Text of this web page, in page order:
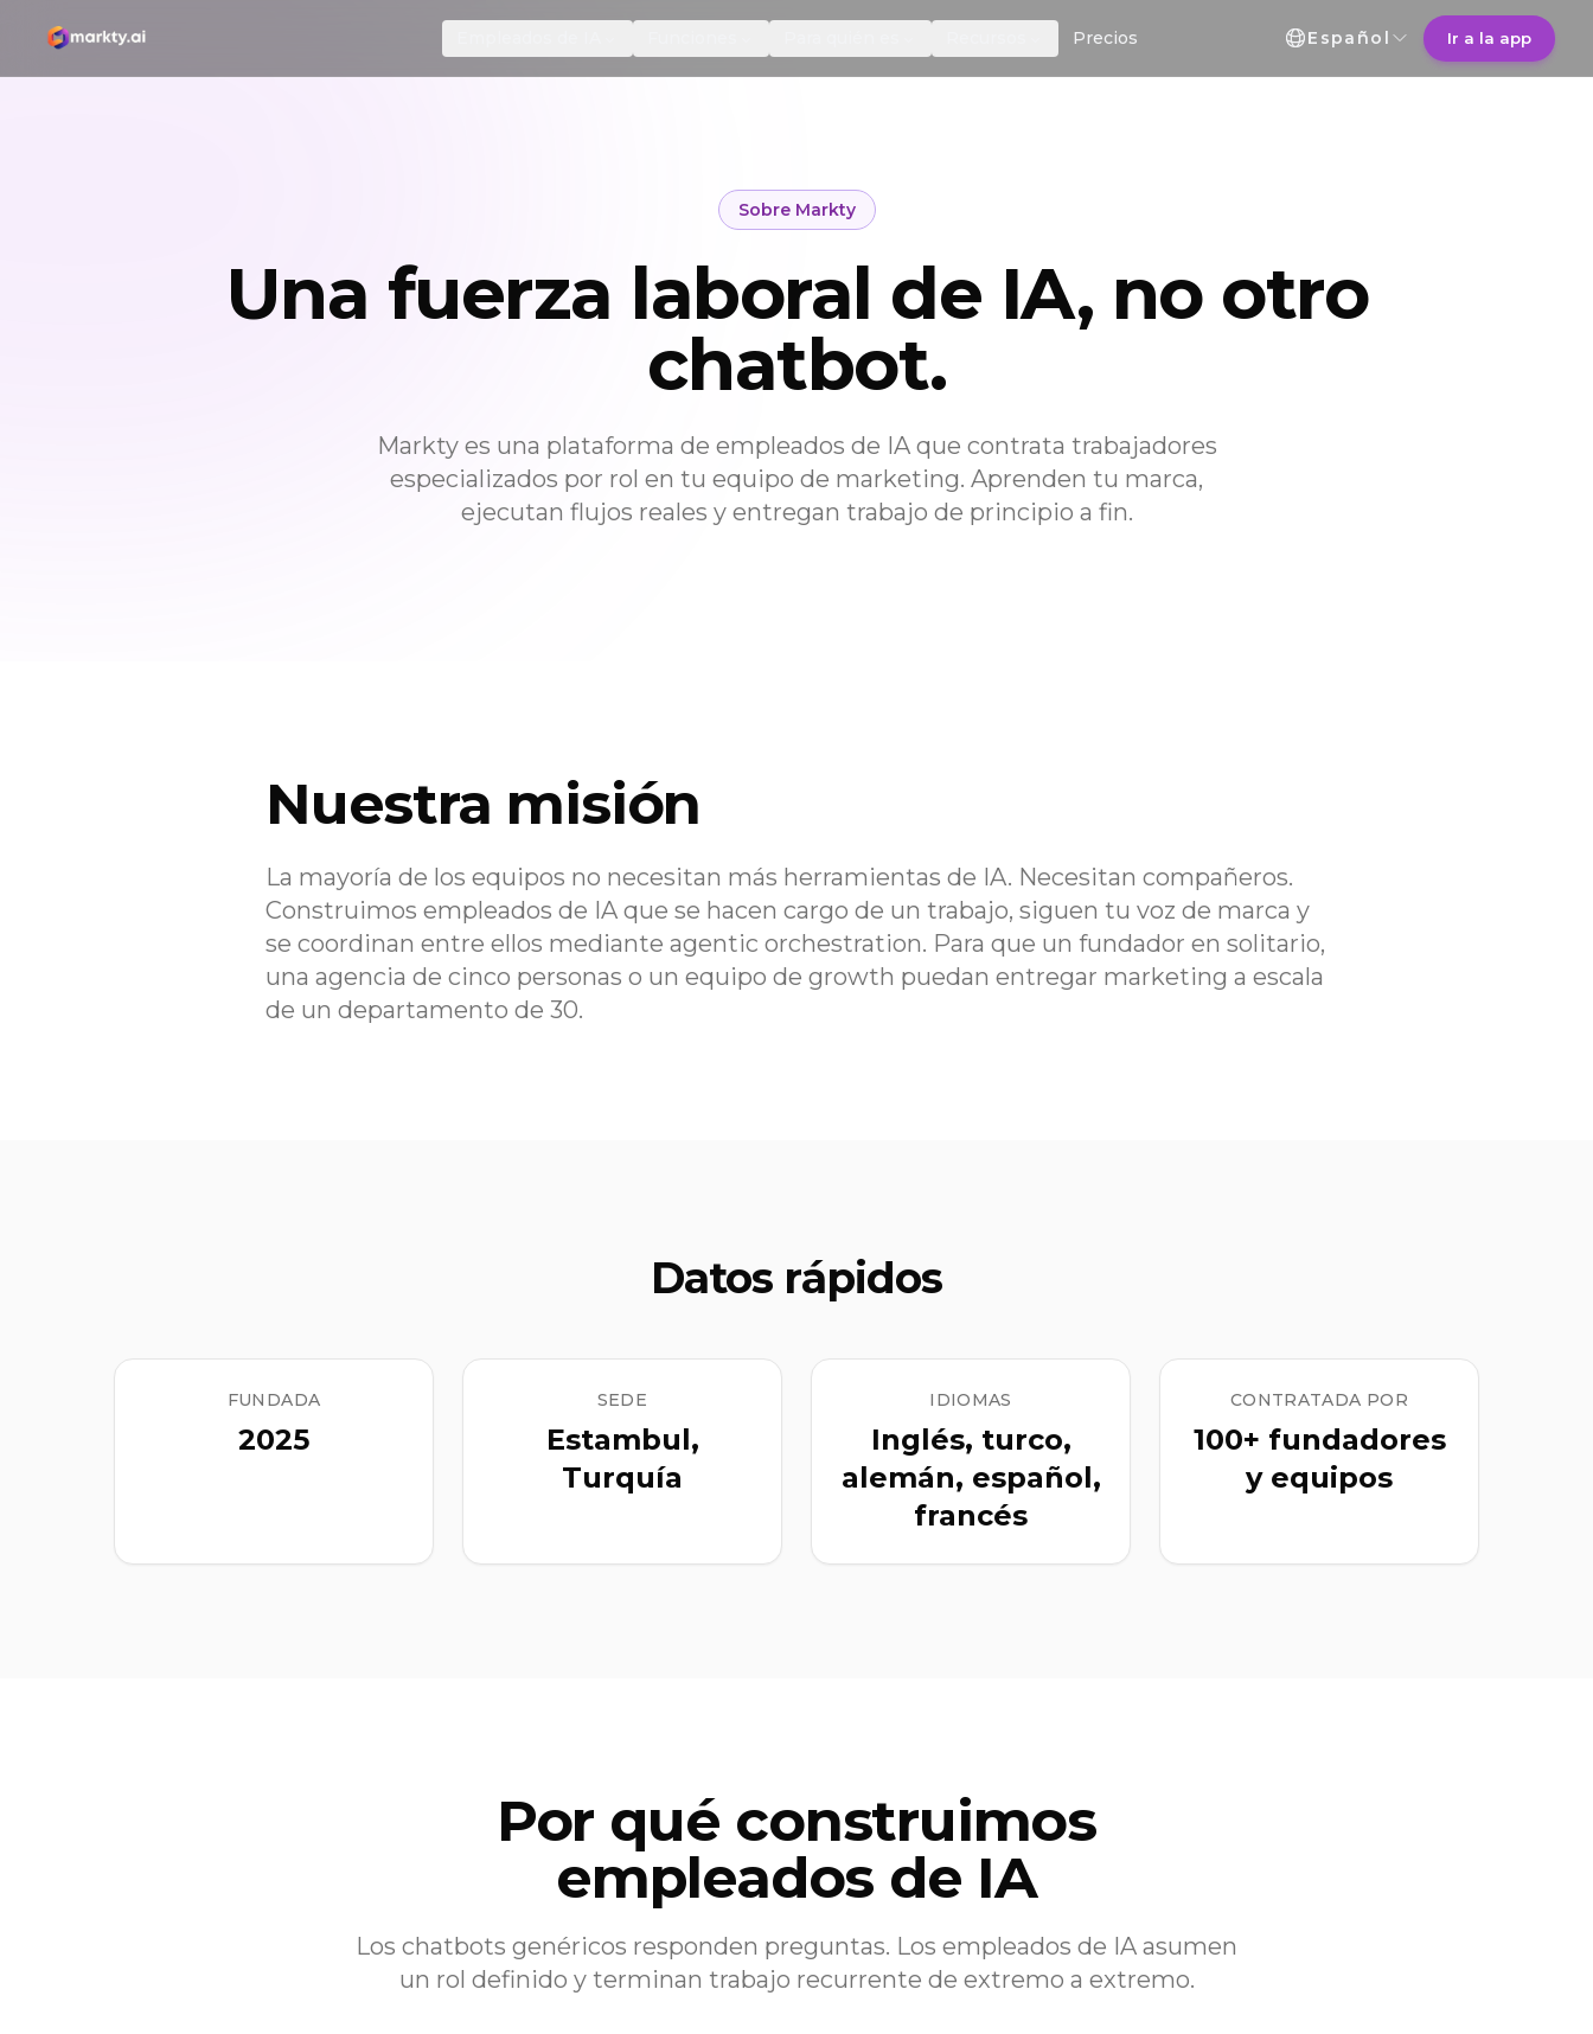
Precios Selección de idioma
Español Ir a la app
Sobre Markty
Una fuerza laboral de IA, no otro
chatbot.
Markty es una plataforma de empleados de IA que contrata trabajadores
especializados por rol en tu equipo de marketing. Aprenden tu marca,
ejecutan flujos reales y entregan trabajo de principio a fin.
Nuestra misión
La mayoría de los equipos no necesitan más herramientas de IA. Necesitan compañeros.
Construimos empleados de IA que se hacen cargo de un trabajo, siguen tu voz de marca y
se coordinan entre ellos mediante agentic orchestration. Para que un fundador en solitario,
una agencia de cinco personas o un equipo de growth puedan entregar marketing a escala
de un departamento de 30.
Datos rápidos
FUNDADA
2025
SEDE
Estambul,
Turquía
IDIOMAS
Inglés, turco,
alemán, español,
francés
CONTRATADA POR
100+ fundadores
y equipos
Por qué construimos
empleados de IA
Los chatbots genéricos responden preguntas. Los empleados de IA asumen
un rol definido y terminan trabajo recurrente de extremo a extremo.